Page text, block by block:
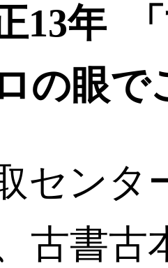
13年
の眼で
センタ
古書古